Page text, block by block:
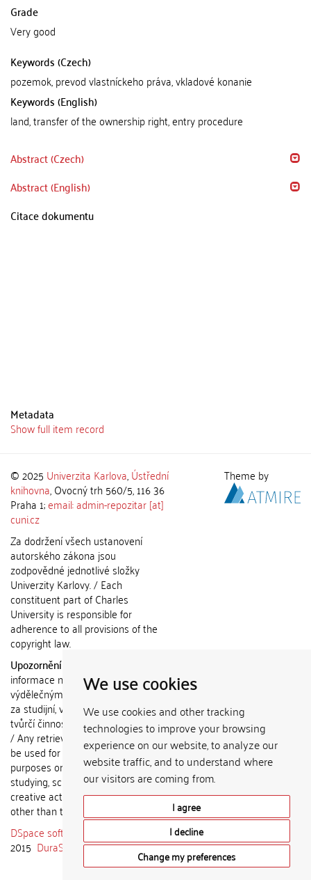
We use cookies
We use cookies and other tracking
technologies to improve your browsing
experience on our website, to analyze our
website traffic, and to understand where
our visitors are coming from.
I agree
I decline
Change my preferences
Grade
Very good
Keywords (Czech)
pozemok, prevod vlastníckeho práva, vkladové konanie
Keywords (English)
land, transfer of the ownership right, entry procedure
Abstract (Czech)
Abstract (English)
Citace dokumentu
Metadata
Show full item record
© 2025 Univerzita Karlova,Ústřední
knihovna, Ovocný trh 560/5, 116 36
Praha 1;email: admin-repozitar [at]
cuni.cz
Za dodržení všech ustanovení
autorského zákona jsou
zodpovědné jednotlivé složky
Univerzity Karlovy. / Each
constituent part of Charles
University is responsible for
adherence to all provisions of the
copyright law.
Upozornění / Notice:
informace nemohou být použity k
výdělečným účelům nebo vydávány
za studijní, vědeckou nebo jinou
tvůrčí činnost jiné osoby než autora.
/ Any retrieved information shall not
be used for any commercial
purposes or claimed as results of
studying, scientific or any other
creative activities of any person
other than the author.
DSpace software
2015 DuraSpace
Theme by